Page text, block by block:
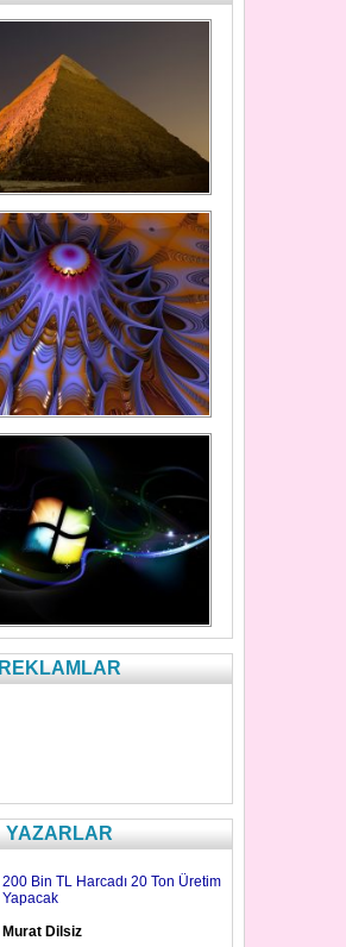
REKLAMLAR
YAZARLAR
200 Bin TL Harcadı 20 Ton Üretim
Yapacak
Murat Dilsiz